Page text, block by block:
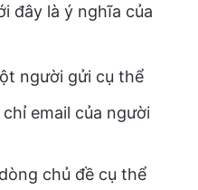
đây là ý nghĩa của
người gửi cụ thể
email của người
chủ đề cụ thể